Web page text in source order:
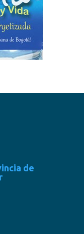
de